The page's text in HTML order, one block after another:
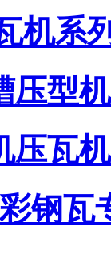
机系
压型机
压瓦
钢瓦